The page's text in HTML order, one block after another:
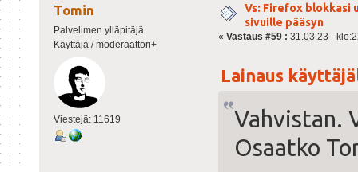
Tomin
Palvelimen ylläpitäjä
Käyttäjä / moderaattori+
Viestejä: 11619
Vs: Firefox blokkasi
sivuille pääsyn
« Vastaus #59 : 31.03.23 -
Lainaus
Vahvistan.
Osaatko